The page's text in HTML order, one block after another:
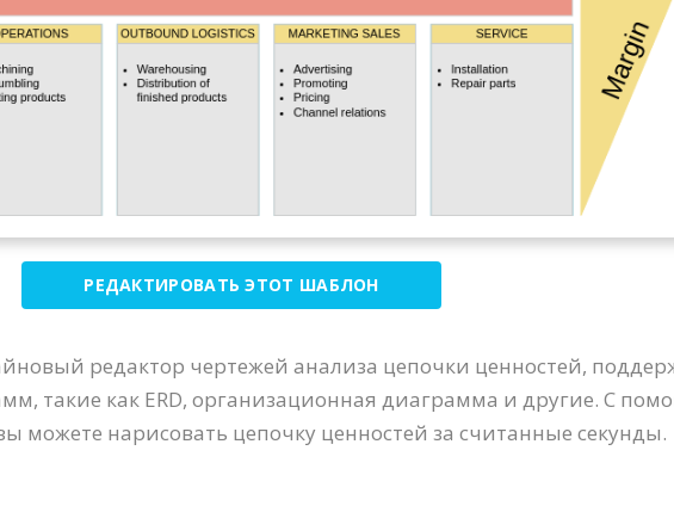
РЕДАКТИРОВАТЬ ЭТОТ ШАБЛОН
редактор чертежей анализа цепочки ценностей,
такие как ERD, организационная диаграмма и другие. С
можете нарисовать цепочку ценностей за считанные секунды.